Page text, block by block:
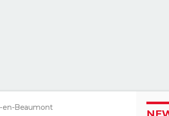
en-Beaumont